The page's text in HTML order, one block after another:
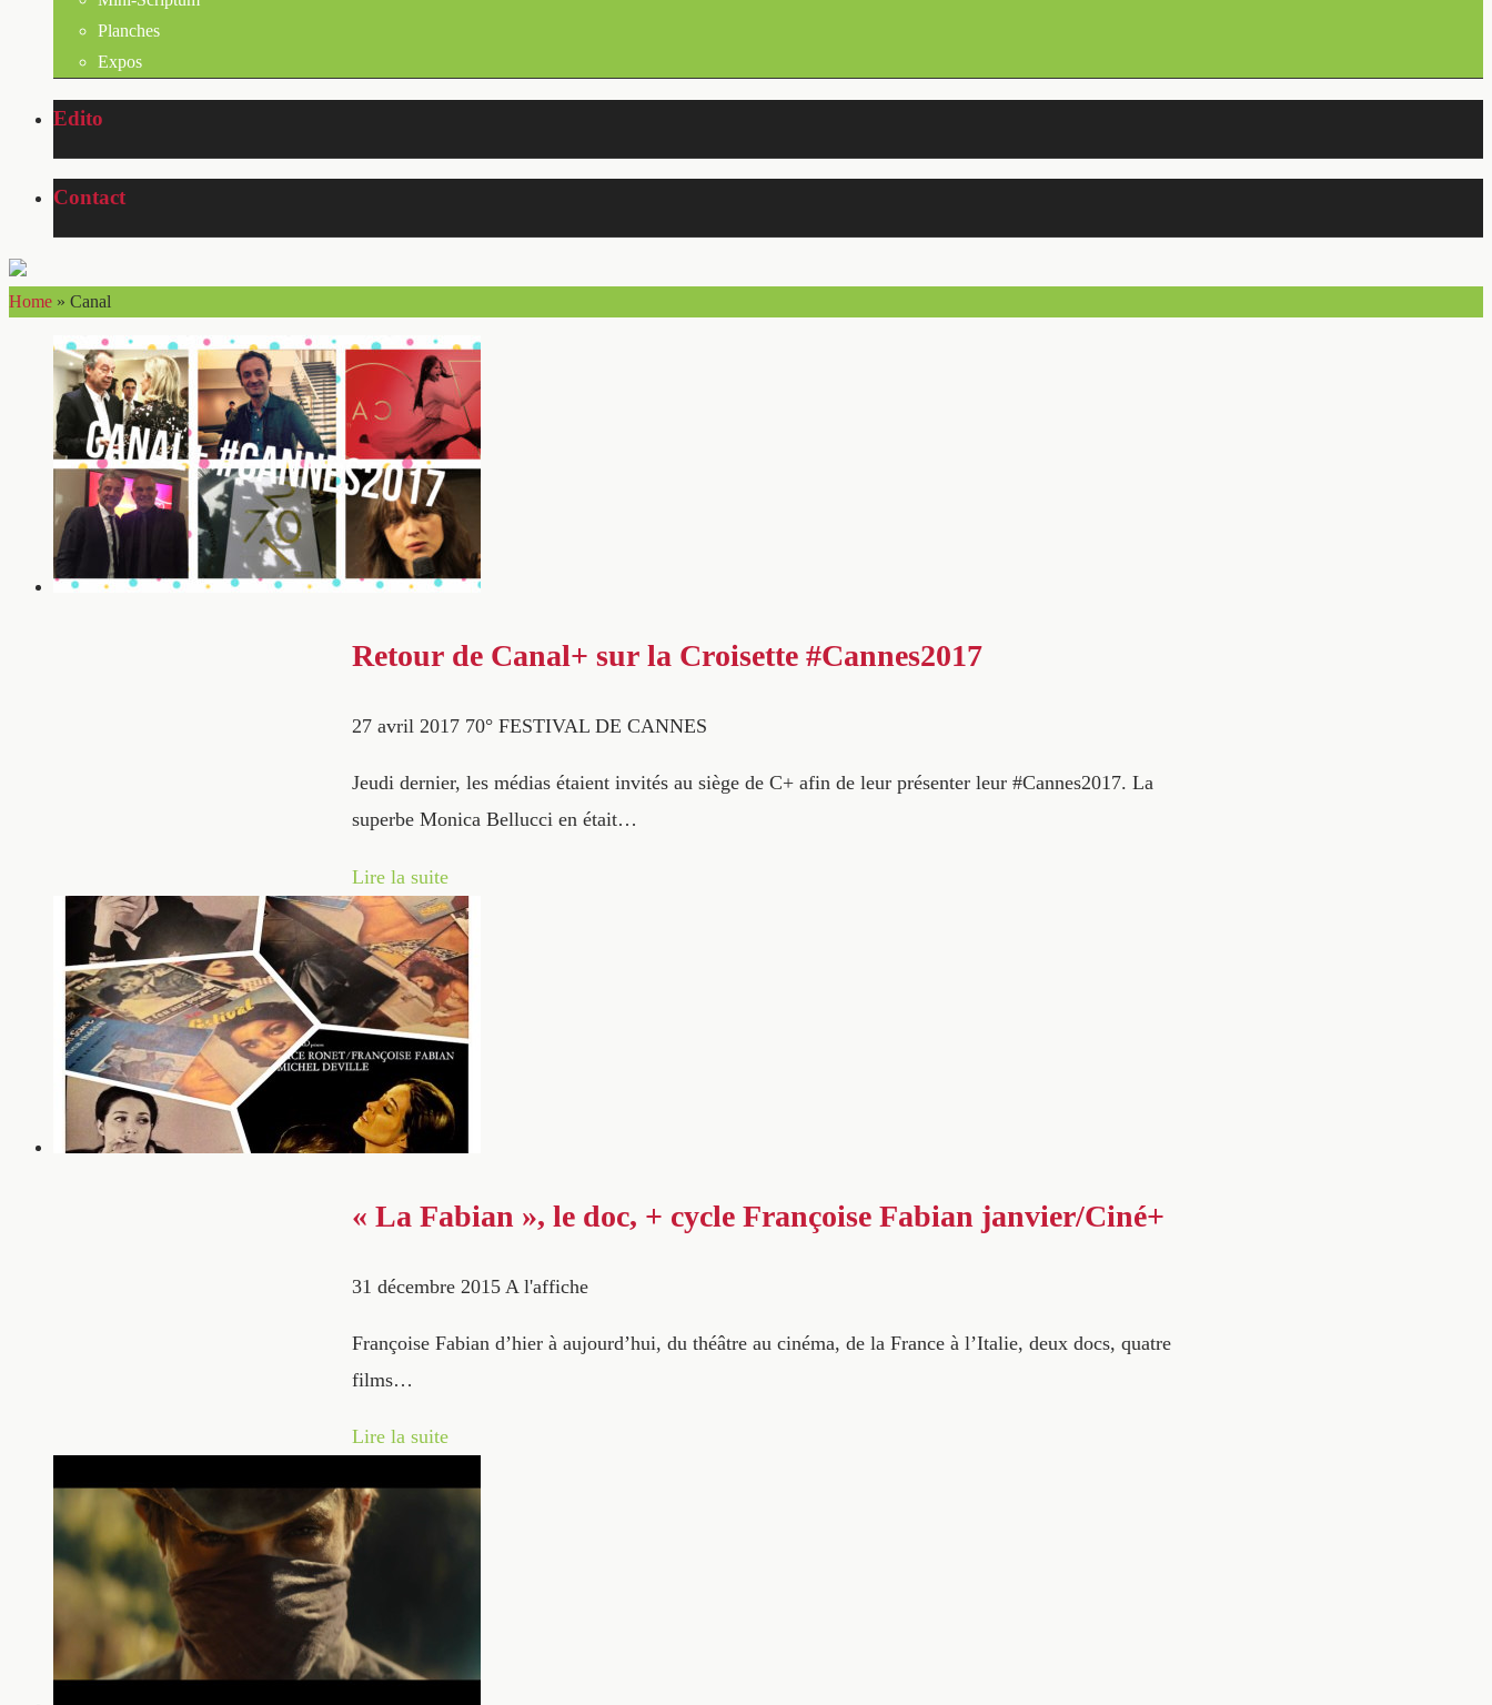
Planches
Expos
Edito
Contact
Home » Canal
Retour de Canal+ sur la Croisette #Cannes2017
27 avril 2017 70° FESTIVAL DE CANNES
Jeudi dernier, les médias étaient invités au siège de C+ afin de leur présenter leur #Cannes2017. La
superbe Monica Bellucci en était…
Lire la suite
« La Fabian », le doc, + cycle Françoise Fabian janvier/Ciné+
31 décembre 2015 A l'affiche
Françoise Fabian d’hier à aujourd’hui, du théâtre au cinéma, de la France à l’Italie, deux docs, quatre
films…
Lire la suite